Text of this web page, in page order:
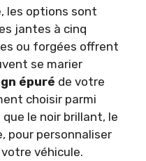
les options sont
jantes à cinq
ou forgées offrent
se marier
épuré de votre
choisir parmi
le noir brillant, le
pour personnaliser
véhicule.